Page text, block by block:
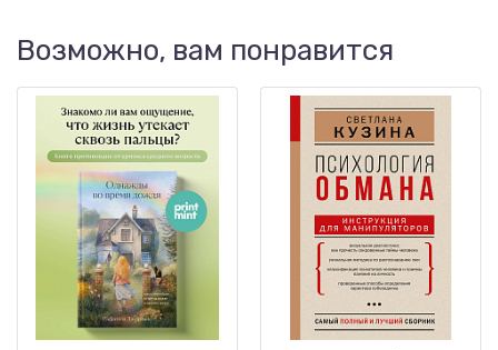
Возможно, вам понравится